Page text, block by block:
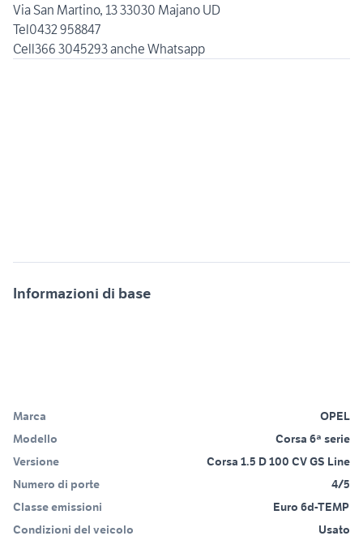
Via San Martino, 13 33030 Majano UD
Tel0432 958847
Informazioni di base
Marca
OPEL
Modello
Corsa 6ª serie
Versione
Corsa 1.5 D 100 CV GS Line
Numero di porte
4/5
Classe emissioni
Euro 6d-TEMP
Condizioni del veicolo
Usato